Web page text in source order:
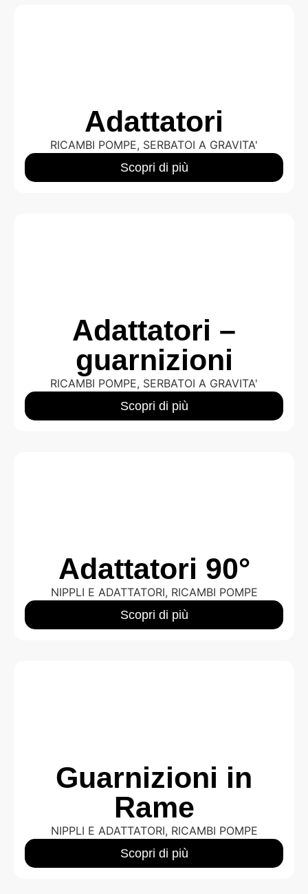
Adattatori
RICAMBI POMPE, SERBATOI A GRAVITA'
Scopri di più
Adattatori –
guarnizioni
RICAMBI POMPE, SERBATOI A GRAVITA'
Scopri di più
Adattatori 90°
NIPPLI E ADATTATORI, RICAMBI POMPE
Scopri di più
Guarnizioni in
Rame
NIPPLI E ADATTATORI, RICAMBI POMPE
Scopri di più